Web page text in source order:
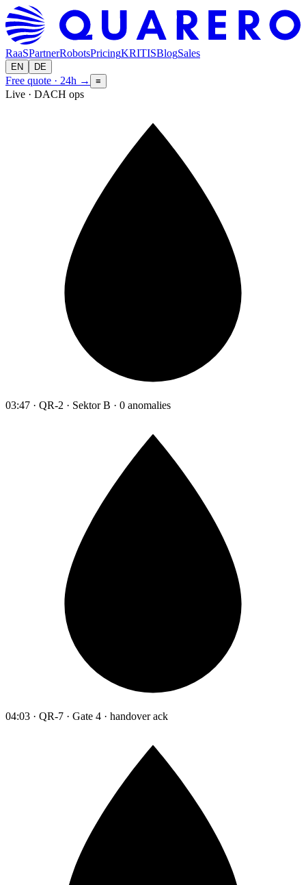
RaaSPartnerRobotsPricingKRITISBlogSales
EN DE
Free quote · 24h → ≡
Live · DACH ops
03:47 · QR-2 · Sektor B · 0 anomalies
04:03 · QR-7 · Gate 4 · handover ack